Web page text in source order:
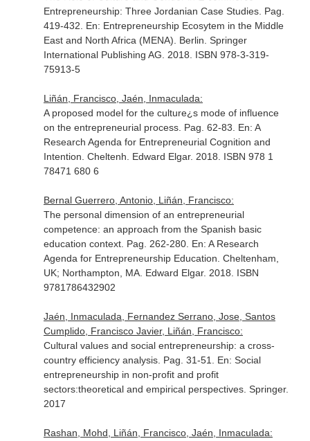
Entrepreneurship: Three Jordanian Case Studies. Pag.
419-432. En: Entrepreneurship Ecosytem in the Middle
East and North Africa (MENA) . Berlin. Springer
International Publishing AG. 2018. ISBN 978-3-319-
75913-5
Liñán, Francisco, Jaén, Inmaculada:
A proposed model for the culture¿s mode of influence
on the entrepreneurial process. Pag. 62-83. En: A
Research Agenda for Entrepreneurial Cognition and
Intention . Cheltenh. Edward Elgar. 2018. ISBN 978 1
78471 680 6
Bernal Guerrero, Antonio, Liñán, Francisco:
The personal dimension of an entrepreneurial
competence: an approach from the Spanish basic
education context. Pag. 262-280. En: A Research
Agenda for Entrepreneurship Education . Cheltenham,
UK; Northampton, MA. Edward Elgar. 2018. ISBN
9781786432902
Jaén, Inmaculada, Fernandez Serrano, Jose, Santos
Cumplido, Francisco Javier, Liñán, Francisco:
Cultural values and social entrepreneurship: a cross-
country efficiency analysis. Pag. 31-51. En: Social
entrepreneurship in non-profit and profit
sectors:theoretical and empirical perspectives. Springer.
2017
Rashan, Mohd, Liñán, Francisco, Jaén, Inmaculada: